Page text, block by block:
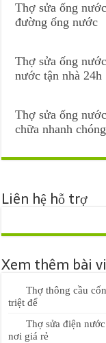
Thợ sửa ống
đường ống nước
Thợ sửa ống
nước tận nhà 24h
Thợ sửa ống
chữa nhanh chóng
Liên hệ hỗ trợ
Xem thêm bài
Thợ thông cầu
triệt để
Thợ sửa điện
nơi giá rẻ